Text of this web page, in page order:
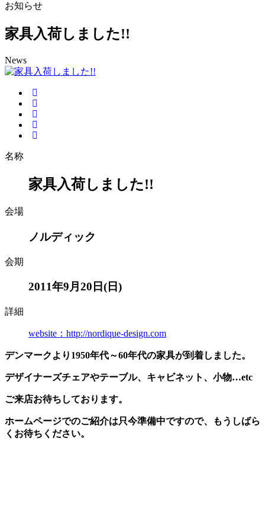
お知らせ
家具入荷しました!!
News
名称
家具入荷しました!!
会場
ノルディック
会期
2011年9月20日(日)
詳細
website：http://nordique-design.com
デンマークより1950年代～60年代の家具が到着しました。
デザイナーズチェアやテーブル、キャビネット、小物…etc
ご来店お待ちしております。
ホームページでのご紹介は只今準備中ですので、もうしばら
くお待ちください。